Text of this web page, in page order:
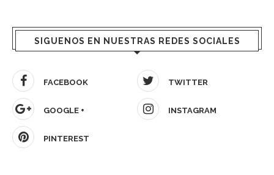
SIGUENOS EN NUESTRAS REDES SOCIALES
FACEBOOK TWITTER
GOOGLE + INSTAGRAM
PINTEREST